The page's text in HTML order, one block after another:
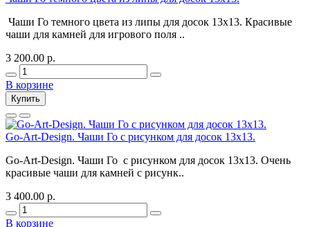
Чаши Го темного цвета из липы для досок 13х13. Красивые
чаши для камней для игрового поля ..
3 200.00 р.
В корзине
Купить
Go-Art-Design. Чаши Го с рисунком для досок 13х13.
Go-Art-Design. Чаши Го с рисунком для досок 13х13. Очень
красивые чаши для камней с рисунк..
3 400.00 р.
В корзине